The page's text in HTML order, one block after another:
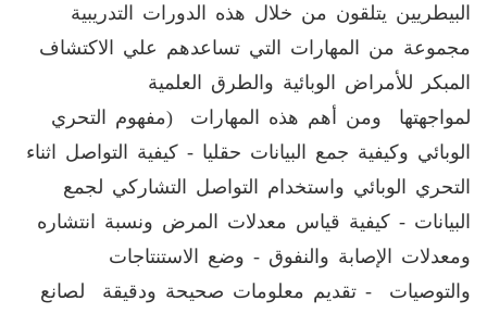
البيطريين يتلقون من خلال هذه الدورات التدريبية
مجموعة من المهارات التي تساعدهم علي الاكتشاف
المبكر للأمراض الوبائية والطرق العلمية
لمواجهتها ومن أهم هذه المهارات (مفهوم التحري
الوبائي وكيفية جمع البيانات حقليا - كيفية التواصل اثناء
التحري الوبائي واستخدام التواصل التشاركي لجمع
البيانات - كيفية قياس معدلات المرض ونسبة انتشاره
ومعدلات الإصابة والنفوق - وضع الاستنتاجات
والتوصيات - تقديم معلومات صحيحة ودقيقة لصانع